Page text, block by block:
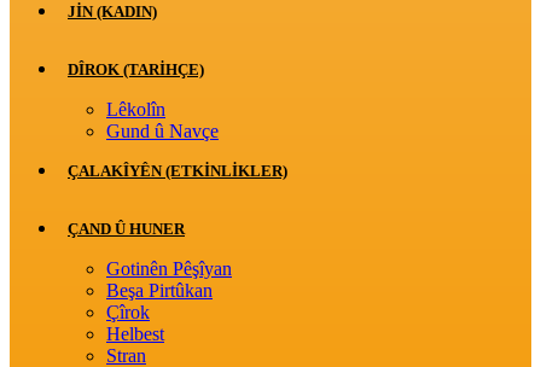
JİN (KADIN)
DÎROK (TARİHÇE)
Lêkolîn
Gund û Navçe
ÇALAKÎYÊN (ETKINLIKLER)
ÇAND Û HUNER
Gotinên Pêşîyan
Beşa Pirtûkan
Çîrok
Helbest
Stran